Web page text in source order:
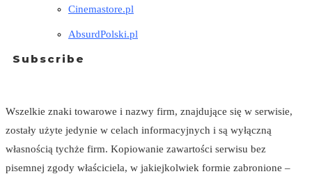
Cinemastore.pl
AbsurdPolski.pl
Subscribe
Wszelkie znaki towarowe i nazwy firm, znajdujące się w serwisie,
zostały użyte jedynie w celach informacyjnych i są wyłączną
własnością tychże firm. Kopiowanie zawartości serwisu bez
pisemnej zgody właściciela, w jakiejkolwiek formie zabronione –